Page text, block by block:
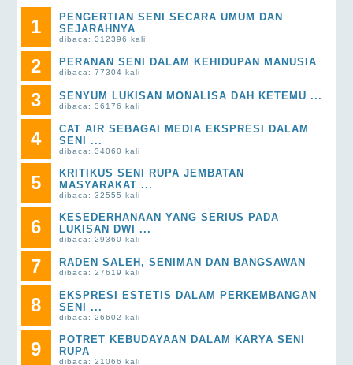
1
PENGERTIAN SENI SECARA UMUM DAN
SEJARAHNYA
dibaca: 312396 kali
2 PERANAN SENI DALAM KEHIDUPAN MANUSIA
dibaca: 77304 kali
3 SENYUM LUKISAN MONALISA DAH KETEMU ...
dibaca: 36176 kali
4
CAT AIR SEBAGAI MEDIA EKSPRESI DALAM
SENI ...
dibaca: 34060 kali
5
KRITIKUS SENI RUPA JEMBATAN
MASYARAKAT ...
dibaca: 32555 kali
6
KESEDERHANAAN YANG SERIUS PADA
LUKISAN DWI ...
dibaca: 29360 kali
7 RADEN SALEH, SENIMAN DAN BANGSAWAN
dibaca: 27619 kali
8
EKSPRESI ESTETIS DALAM PERKEMBANGAN
SENI ...
dibaca: 26602 kali
9
POTRET KEBUDAYAAN DALAM KARYA SENI
RUPA
dibaca: 21066 kali